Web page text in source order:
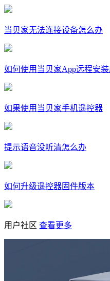
当贝家无法连接设备怎么办
如何使用当贝家App远程安装
如果使用当贝家手机遥控器
提示语音没听清怎么办
如何升级遥控器固件版本
用户社区 查看更多